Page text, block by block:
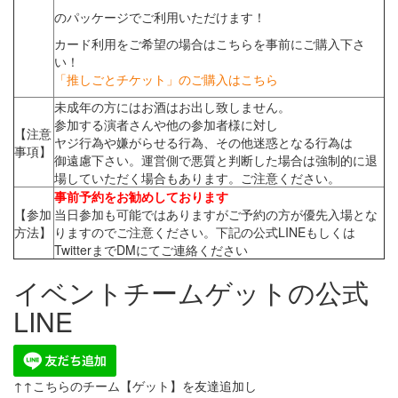
のパッケージでご利用いただけます！
カード利用をご希望の場合はこちらを事前にご購入下さ
い！
「推しごとチケット」のご購入はこちら
【注意
事項】
未成年の方にはお酒はお出し致しません。
参加する演者さんや他の参加者様に対し
ヤジ行為や嫌がらせる行為、その他迷惑となる行為は
御遠慮下さい。運営側で悪質と判断した場合は強制的に退
場していただく場合もあります。ご注意ください。
【参加
方法】
事前予約をお勧めしております
当日参加も可能ではありますがご予約の方が優先入場とな
りますのでご注意ください。下記の公式LINEもしくは
TwitterまでDMにてご連絡ください
イベントチームゲットの公式
LINE
↑↑こちらのチーム【ゲット】を友達追加し